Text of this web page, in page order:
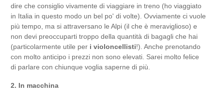
dire che consiglio vivamente di viaggiare in treno (ho viaggiato
in Italia in questo modo un bel po' di volte). Ovviamente ci vuole
più tempo, ma si attraversano le Alpi (il che è meraviglioso) e
non devi preoccuparti troppo della quantità di bagagli che hai
(particolarmente utile per i violoncellisti!). Anche prenotando
con molto anticipo i prezzi non sono elevati. Sarei molto felice
di parlare con chiunque voglia saperne di più.
2. In macchina